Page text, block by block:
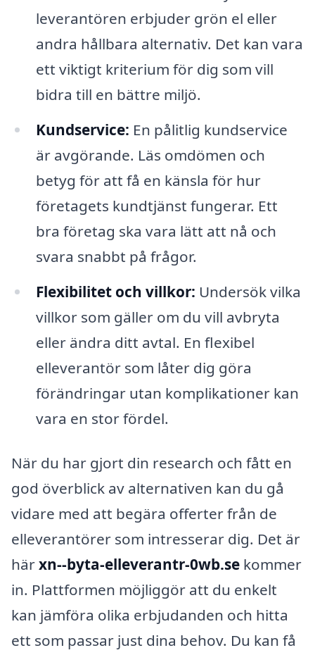
leverantören erbjuder grön el eller
andra hållbara alternativ. Det kan vara
ett viktigt kriterium för dig som vill
bidra till en bättre miljö.
Kundservice: En pålitlig kundservice
är avgörande. Läs omdömen och
betyg för att få en känsla för hur
företagets kundtjänst fungerar. Ett
bra företag ska vara lätt att nå och
svara snabbt på frågor.
Flexibilitet och villkor: Undersök vilka
villkor som gäller om du vill avbryta
eller ändra ditt avtal. En flexibel
elleverantör som låter dig göra
förändringar utan komplikationer kan
vara en stor fördel.
När du har gjort din research och fått en
god överblick av alternativen kan du gå
vidare med att begära offerter från de
elleverantörer som intresserar dig. Det är
härxn--byta-elleverantr-0wb.se kommer
in. Plattformen möjliggör att du enkelt
kan jämföra olika erbjudanden och hitta
ett som passar just dina behov. Du kan få